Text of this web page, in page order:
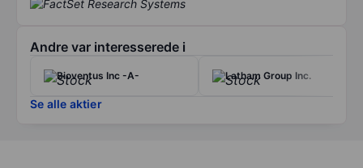
Andre var interesserede i
Bioventus Inc -A- Latham Group Inc.
Se alle aktier